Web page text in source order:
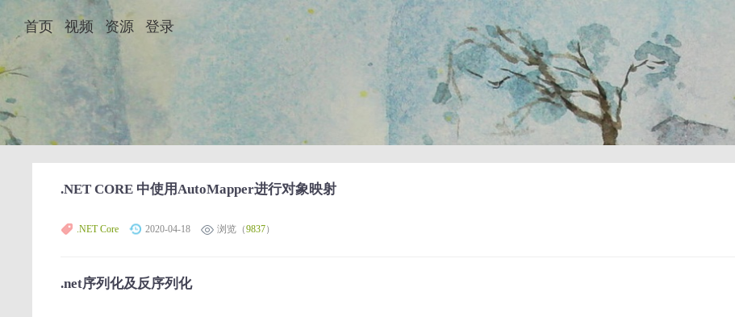
首页 视频 资源 登录
.NET CORE 中使用AutoMapper进行对象映射
.NET Core 2020-04-18 浏览（9837）
.net序列化及反序列化